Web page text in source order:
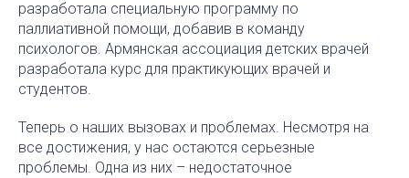
разработала специальную программу по
паллиативной помощи, добавив в команду
психологов. Армянская ассоциация детских врачей
разработала курс для практикующих врачей и
студентов.
Теперь о наших вызовах и проблемах. Несмотря на
все достижения, у нас остаются серьезные
проблемы. Одна из них – недостаточное